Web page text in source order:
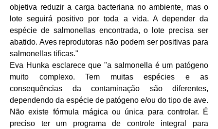
objetiva reduzir a carga bacteriana no ambiente, mas o
lote seguirá positivo por toda a vida. A depender da
espécie de salmonellas encontrada, o lote precisa ser
abatido. Aves reprodutoras não podem ser positivas para
salmonellas tificas."
Eva Hunka esclarece que "a salmonella é um patógeno
muito complexo. Tem muitas espécies e as
consequências da contaminação são diferentes,
dependendo da espécie de patógeno e/ou do tipo de ave.
Não existe fórmula mágica ou única para controlar. É
preciso ter um programa de controle integral para